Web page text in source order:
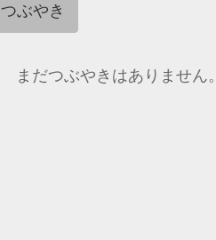
つぶやき
まだつぶやきはありません。